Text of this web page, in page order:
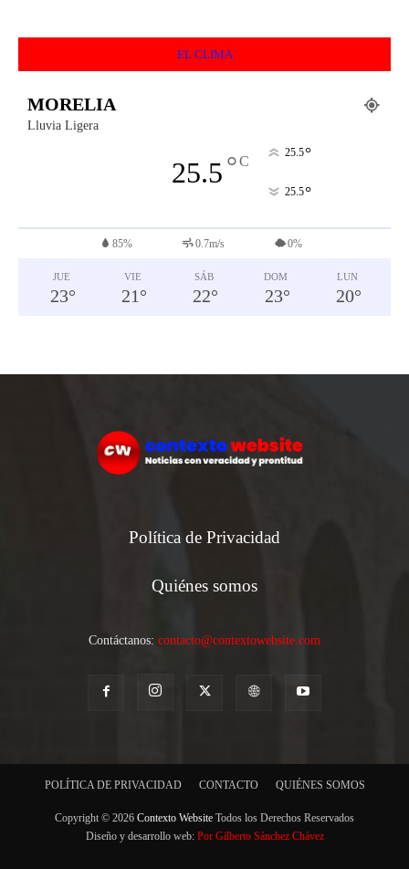
EL CLIMA
MORELIA
Lluvia Ligera
25.5°C
25.5°
25.5°
85% 0.7m/s 0%
JUE
23°
VIE
21 °
SÁB
22°
DOM
23°
LUN
20°
Política de Privacidad
Quiénes somos
Contáctanos: contacto@contextowebsite.com
POLÍTICA DE PRIVACIDAD CONTACTO QUIÉNES SOMOS
Copyright © 2026 Contexto Website Todos los Derechos Reservados
Diseño y desarrollo web: Por Gilberto Sánchez Chávez